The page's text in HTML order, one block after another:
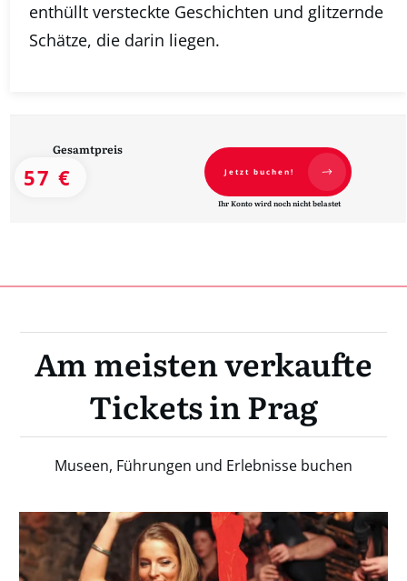
enthüllt versteckte Geschichten und glitzernde
Schätze, die darin liegen.
Gesamtpreis
57 € Jetzt buchen!
Ihr Konto wird noch nicht belastet
Am meisten verkaufte
Tickets in Prag
Museen, Führungen und Erlebnisse buchen